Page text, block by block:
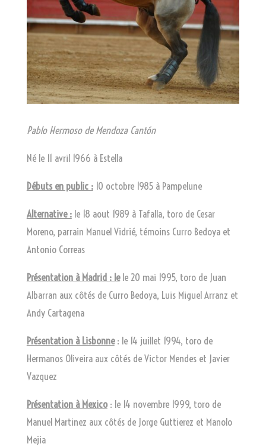
Pablo Hermoso de Mendoza Cantón
Né le 11 avril 1966 à Estella
Débuts en public :10 octobre 1985 à Pampelune
Alternative :le 18 aout 1989 à Tafalla, toro de Cesar
Moreno, parrain Manuel Vidrié, témoins Curro Bedoya et
Antonio Correas
Présentation à Madrid : lele 20 mai 1995, toro de Juan
Albarran aux côtés de Curro Bedoya, Luis Miguel Arranz et
Andy Cartagena
Présentation à Lisbonne: le 14 juillet 1994, toro de
Hermanos Oliveira aux côtés de Victor Mendes et Javier
Vazquez
Présentation à Mexico: le 14 novembre 1999, toro de
Manuel Martinez aux côtés de Jorge Guttierez et Manolo
Mejia